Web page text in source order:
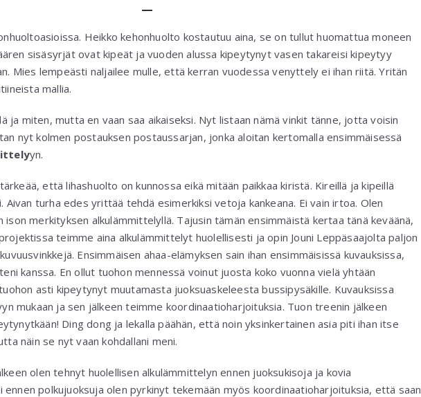
Heikko kehonhuolto kostautuu aina, se on tullut huomattua moneen
sisäsyrjät ovat kipeät ja vuoden alussa kipeytynyt vasen takareisi kipeytyy
Mies lempeästi naljailee mulle, että kerran vuodessa venyttely ei ihan riitä. Yritän
mallia.
ja miten, mutta en vaan saa aikaiseksi. Nyt listaan nämä vinkit tänne, jotta voisin
nyt kolmen postauksen postaussarjan, jonka aloitan kertomalla ensimmäisessä
yn.
että lihashuolto on kunnossa eikä mitään paikkaa kiristä. Kireillä ja kipeillä
Aivan turha edes yrittää tehdä esimerkiksi vetoja kankeana. Ei vain irtoa. Olen
ison merkityksen alkulämmittelyllä. Tajusin tämän ensimmäistä kertaa tänä keväänä,
teimme aina alkulämmittelyt huolellisesti ja opin Jouni Leppäsaajolta paljon
Ensimmäisen ahaa-elämyksen sain ihan ensimmäisissä kuvauksissa,
kanssa. En ollut tuohon mennessä voinut juosta koko vuonna vielä yhtään
asti kipeytynyt muutamasta juoksuaskeleesta bussipysäkille. Kuvauksissa
mukaan ja sen jälkeen teimme koordinaatioharjoituksia. Tuon treenin jälkeen
Ding dong ja lekalla päähän, että noin yksinkertainen asia piti ihan itse
näin se nyt vaan kohdallani meni.
olen tehnyt huolellisen alkulämmittelyn ennen juoksukisoja ja kovia
polkujuoksuja olen pyrkinyt tekemään myös koordinaatioharjoituksia, että saan